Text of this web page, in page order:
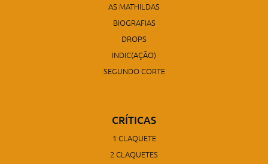
AS MATHILDAS
BIOGRAFIAS
DROPS
INDIC(AÇÃO)
SEGUNDO CORTE
CRÍTICAS
1 CLAQUETE
2 CLAQUETES